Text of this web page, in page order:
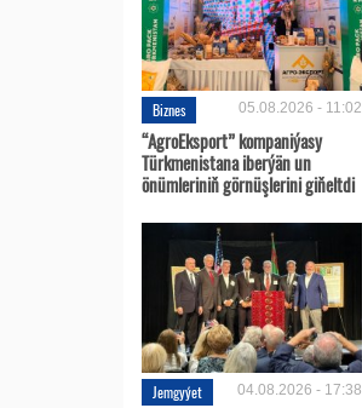
Biznes 05.08.2026 - 11:02
“AgroEksport” kompaniýasy
Türkmenistana iberýän un
önümleriniň görnüşlerini giňeltdi
Jemgyýet 04.08.2026 - 17:38